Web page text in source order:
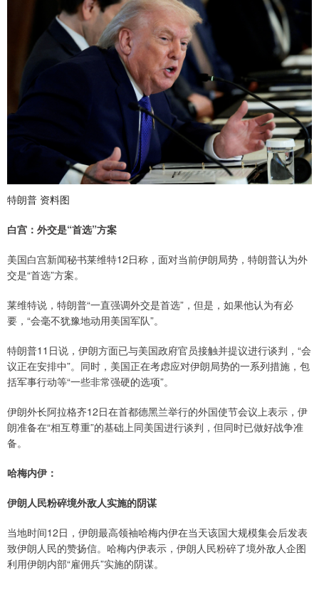
特朗普 资料图
白宫：外交是“首选”方案
美国白宫新闻秘书莱维特12日称，面对当前伊朗局势，特朗普认为外
交是“首选”方案。
莱维特说，特朗普“一直强调外交是首选”，但是，如果他认为有必
要，“会毫不犹豫地动用美国军队”。
特朗普11日说，伊朗方面已与美国政府官员接触并提议进行谈判，“会
议正在安排中”。同时，美国正在考虑应对伊朗局势的一系列措施，包
括军事行动等“一些非常强硬的选项”。
伊朗外长阿拉格齐12日在首都德黑兰举行的外国使节会议上表示，伊
朗准备在“相互尊重”的基础上同美国进行谈判，但同时已做好战争准
备。
哈梅内伊：
伊朗人民粉碎境外敌人实施的阴谋
当地时间12日，伊朗最高领袖哈梅内伊在当天该国大规模集会后发表
致伊朗人民的赞扬信。哈梅内伊表示，伊朗人民粉碎了境外敌人企图
利用伊朗内部“雇佣兵”实施的阴谋。